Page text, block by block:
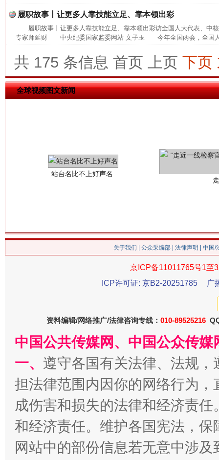
履职故事丨让更多人靠技能立足、靠本领出彩
履职故事丨让更多人靠技能立足、靠本领出彩访全国人大代表、中
专家师延财 中央纪委国家监委网站 文子玉 今年全国两会，全国人
共 175 条信息 首页 上页 下页
全球视频图文新闻
站台名比不上好声名
招工难、用工荒背后
关于我们 公众采编部 法律声明 | 中国
京ICP备11011765号1至
ICP许可证: 京B2-20251785
广
资料编辑/网络推广/法律咨询专线： 010-89525216
中国公共传媒网、中国公众传
一、 遵守各国有关法律、法规
担法律范围内因你的网络行为
成伤害和损失的法律和经济责
和经济责任。维护各国宪法，
网站中的部份信息若无意中涉